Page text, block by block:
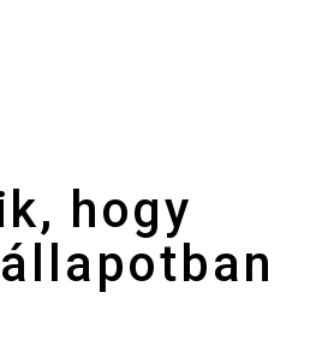
hogy